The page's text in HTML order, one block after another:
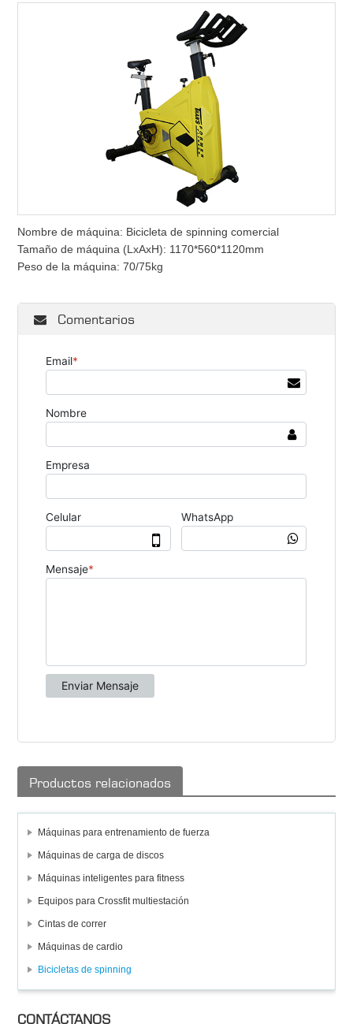
Nombre de máquina: Bicicleta de spinning comercial
Tamaño de máquina (LxAxH): 1170*560*1120mm
Peso de la máquina: 70/75kg
Comentarios
Productos relacionados
Máquinas para entrenamiento de fuerza
Máquinas de carga de discos
Máquinas inteligentes para fitness
Equipos para Crossfit multiestación
Cintas de correr
Máquinas de cardio
Bicicletas de spinning
CONTÁCTANOS